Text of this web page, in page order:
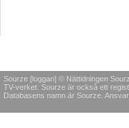
Sourze [loggan] © Nättidningen
TV-verket. Sourze är också ett
Databasens namn är Sourze.